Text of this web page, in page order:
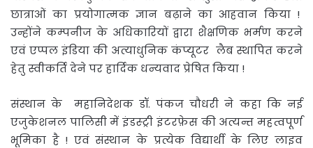
छात्राओं का प्रयोगात्मक ज्ञान बढ़ाने का आहवान किया !
उन्होंने कम्पनीज के अधिकारियों द्वारा शैक्षणिक भर्मण करने
एवं एप्पल इंडिया की अत्याधुनिक कंप्यूटर लैब स्थापित करने
हेतु स्वीकर्ति देने पर हार्दिक धन्यवाद प्रेषित किया !
संस्थान के महानिदेशक डॉ. पंकज चौधरी ने कहा कि नई
एजुकेशनल पालिसी में इंडस्ट्री इंटरफ़ेस की अत्यन्त महत्वपूर्ण
भूमिका है ! एवं संस्थान के प्रत्येक विद्यार्थी के लिए लाइव